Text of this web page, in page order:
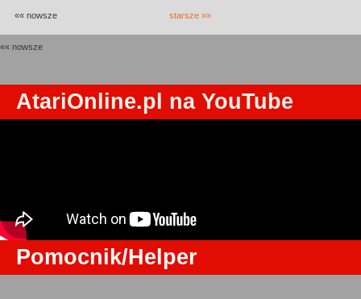
«« nowsze starsze »»
«« nowsze
AtariOnline.pl na YouTube
Pomocnik/Helper